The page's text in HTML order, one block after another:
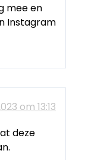
mee en
Instagram
om 13:13
deze